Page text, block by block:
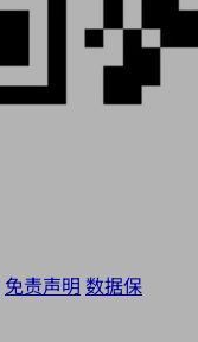
免责声明 数据保